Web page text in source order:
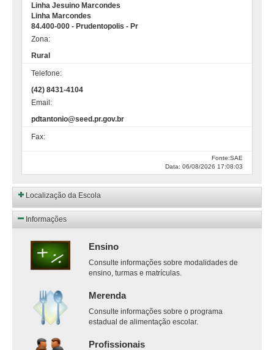
Linha Jesuino Marcondes
Linha Marcondes
84.400-000 - Prudentopolis - Pr
Zona:
Rural
Telefone:
(42) 8431-4104
Email:
pdtantonio@seed.pr.gov.br
Fax:
Fonte:SAE
Data: 06/08/2026 17:08:03
Localização da Escola
Informações
Ensino
Consulte informações sobre modalidades de
ensino, turmas e matrículas.
Merenda
Consulte informações sobre o programa
estadual de alimentação escolar.
Profissionais